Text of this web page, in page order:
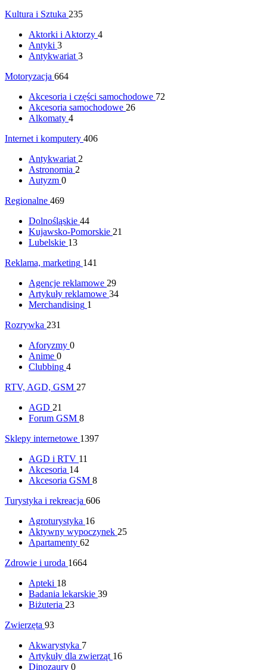
Kultura i Sztuka 235
Aktorki i Aktorzy 4
Antyki 3
Antykwariat 3
Motoryzacja 664
Akcesoria i części samochodowe 72
Akcesoria samochodowe 26
Alkomaty 4
Internet i komputery 406
Antykwariat 2
Astronomia 2
Autyzm 0
Regionalne 469
Dolnośląskie 44
Kujawsko-Pomorskie 21
Lubelskie 13
Reklama, marketing 141
Agencje reklamowe 29
Artykuły reklamowe 34
Merchandising 1
Rozrywka 231
Aforyzmy 0
Anime 0
Clubbing 4
RTV, AGD, GSM 27
AGD 21
Forum GSM 8
Sklepy internetowe 1397
AGD i RTV 11
Akcesoria 14
Akcesoria GSM 8
Turystyka i rekreacja 606
Agroturystyka 16
Aktywny wypoczynek 25
Apartamenty 62
Zdrowie i uroda 1664
Apteki 18
Badania lekarskie 39
Biżuteria 23
Zwierzęta 93
Akwarystyka 7
Artykuły dla zwierząt 16
Dinozaury 0